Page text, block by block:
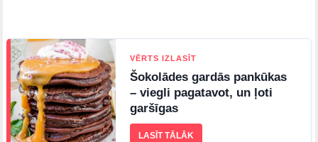
VĒRTS IZLASĪT
Šokolādes gardās pankūkas
– viegli pagatavot, un ļoti
garšīgas
LASĪT TĀLĀK